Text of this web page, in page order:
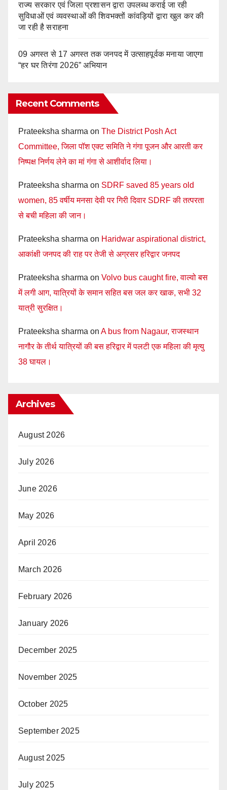
राज्य सरकार एवं जिला प्रशासन द्वारा उपलब्ध कराई जा रही
सुविधाओं एवं व्यवस्थाओं की शिवभक्तों कांवड़ियों द्वारा खुल कर की
जा रही है सराहना
09 अगस्त से 17 अगस्त तक जनपद में उत्साहपूर्वक मनाया जाएगा
“हर घर तिरंगा 2026” अभियान
Recent Comments
Prateeksha sharma on The District Posh Act
Committee, जिला पॉश एक्ट समिति ने गंगा पूजन और आरती कर
निष्पक्ष निर्णय लेने का मां गंगा से आशीर्वाद लिया।
Prateeksha sharma on SDRF saved 85 years old
women, 85 वर्षीय मनसा देवी पर गिरी दिवार SDRF की तत्परता
से बची महिला की जान।
Prateeksha sharma on Haridwar aspirational district,
आकांक्षी जनपद की राह पर तेजी से अग्रसर हरिद्वार जनपद
Prateeksha sharma on Volvo bus caught fire, वाल्वो बस
में लगी आग, यात्रियों के समान सहित बस जल कर खाक, सभी 32
यात्री सुरक्षित।
Prateeksha sharma on A bus from Nagaur, राजस्थान
नागौर के तीर्थ यात्रियों की बस हरिद्वार में पलटी एक महिला की मृत्यु
38 घायल।
Archives
August 2026
July 2026
June 2026
May 2026
April 2026
March 2026
February 2026
January 2026
December 2025
November 2025
October 2025
September 2025
August 2025
July 2025